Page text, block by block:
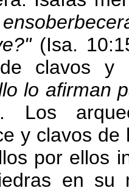
(Isa.
clavos y
lo afirman
Los
y clavos de
por ellos
en su